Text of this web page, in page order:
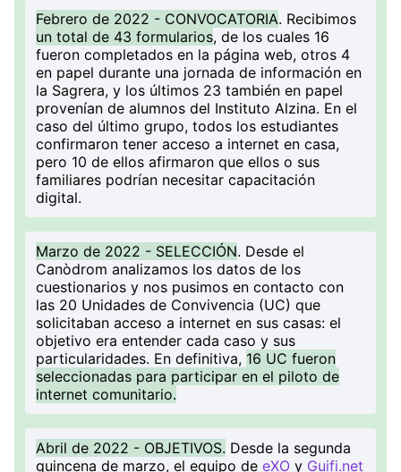
Febrero de 2022 - CONVOCATORIA. Recibimos
un total de 43 formularios, de los cuales 16
fueron completados en la página web, otros 4
en papel durante una jornada de información en
la Sagrera, y los últimos 23 también en papel
provenían de alumnos del Instituto Alzina. En el
caso del último grupo, todos los estudiantes
confirmaron tener acceso a internet en casa,
pero 10 de ellos afirmaron que ellos o sus
familiares podrían necesitar capacitación
digital.
Marzo de 2022 - SELECCIÓN. Desde el
Canòdrom analizamos los datos de los
cuestionarios y nos pusimos en contacto con
las 20 Unidades de Convivencia (UC) que
solicitaban acceso a internet en sus casas: el
objetivo era entender cada caso y sus
particularidades. En definitiva, 16 UC fueron
seleccionadas para participar en el piloto de
internet comunitario.
Abril de 2022 - OBJETIVOS. Desde la segunda
quincena de marzo, el equipo de eXO y Guifi.net